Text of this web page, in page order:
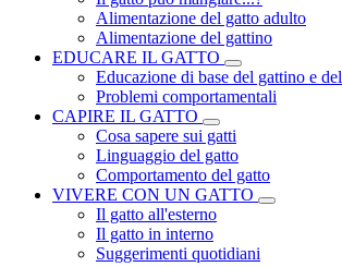
Alimentazione del gatto adulto
Alimentazione del gattino
EDUCARE IL GATTO
Educazione di base del gattino e
Problemi comportamentali
CAPIRE IL GATTO
Cosa sapere sui gatti
Linguaggio del gatto
Comportamento del gatto
VIVERE CON UN GATTO
Il gatto all'esterno
Il gatto in interno
Suggerimenti quotidiani